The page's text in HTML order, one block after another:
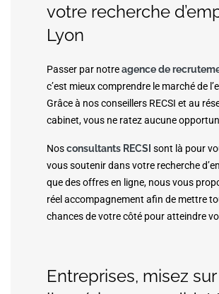
votre recherche
Lyon
Passer par notreagence de
c’est mieux comprendre le marché de
Grâce à nos conseillers RECSI et au
cabinet, vous ne ratez aucune
Nosconsultants RECSI sont là pour
vous soutenir dans votre recherche
que des offres en ligne, nous vous
réel accompagnement afin de mettre
chances de votre côté pour atteindre
Entreprises, misez sur